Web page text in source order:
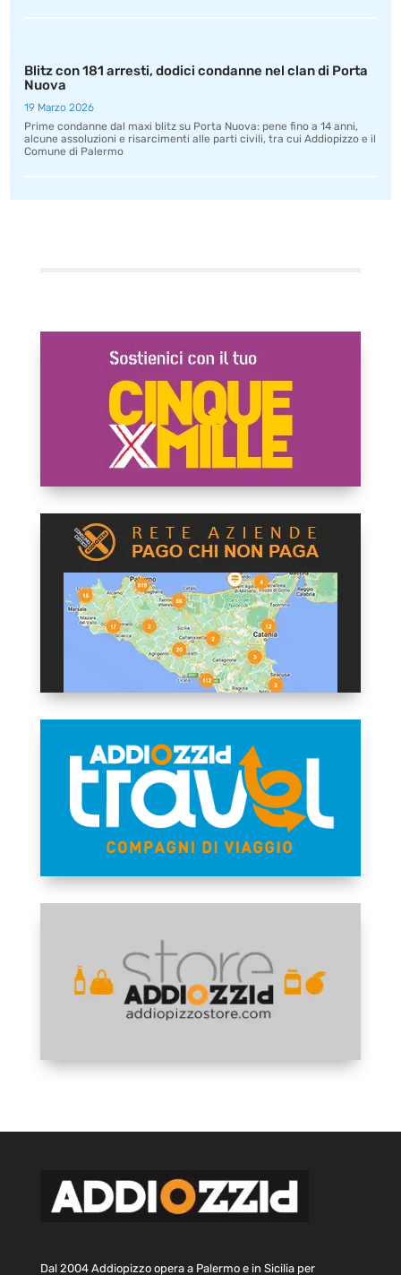
Blitz con 181 arresti, dodici condanne nel clan di Porta
Nuova
19 Marzo 2026
Prime condanne dal maxi blitz su Porta Nuova: pene fino a 14 anni,
alcune assoluzioni e risarcimenti alle parti civili, tra cui Addiopizzo e il
Comune di Palermo
Dal 2004 Addiopizzo opera a Palermo e in Sicilia per